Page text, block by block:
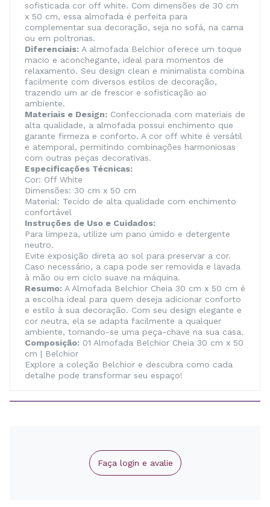
sofisticada cor off white. Com dimensões de 30 cm
x 50 cm, essa almofada é perfeita para
complementar sua decoração, seja no sofá, na cama
ou em poltronas.
Diferenciais: A almofada Belchior oferece um toque
macio e aconchegante, ideal para momentos de
relaxamento. Seu design clean e minimalista combina
facilmente com diversos estilos de decoração,
trazendo um ar de frescor e sofisticação ao
ambiente.
Materiais e Design: Confeccionada com materiais de
alta qualidade, a almofada possui enchimento que
garante firmeza e conforto. A cor off white é versátil
e atemporal, permitindo combinações harmoniosas
com outras peças decorativas.
Especificações Técnicas:
Cor: Off White
Dimensões: 30 cm x 50 cm
Material: Tecido de alta qualidade com enchimento
confortável
Instruções de Uso e Cuidados:
Para limpeza, utilize um pano úmido e detergente
neutro.
Evite exposição direta ao sol para preservar a cor.
Caso necessário, a capa pode ser removida e lavada
à mão ou em ciclo suave na máquina.
Resumo: A Almofada Belchior Cheia 30 cm x 50 cm é
a escolha ideal para quem deseja adicionar conforto
e estilo à sua decoração. Com seu design elegante e
cor neutra, ela se adapta facilmente a qualquer
ambiente, tornando-se uma peça-chave na sua casa.
Composição: 01 Almofada Belchior Cheia 30 cm x 50
cm | Belchior
Explore a coleção Belchior e descubra como cada
detalhe pode transformar seu espaço!
Faça login e avalie